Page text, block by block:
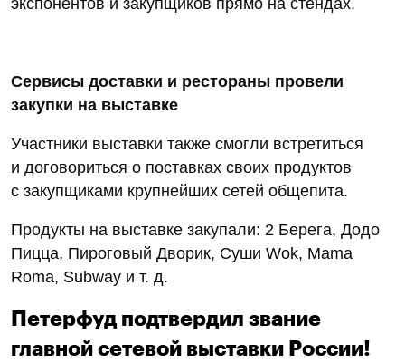
Сервисы доставки и рестораны провели
закупки на выставке
Участники выставки также смогли встретиться
и договориться о поставках своих продуктов
с закупщиками крупнейших сетей общепита.
Продукты на выставке закупали: 2 Берега, Додо
Пицца, Пироговый Дворик, Суши Wok, Mama
Roma, Subway и т. д.
Петерфуд подтвердил звание
главной сетевой выставки России!